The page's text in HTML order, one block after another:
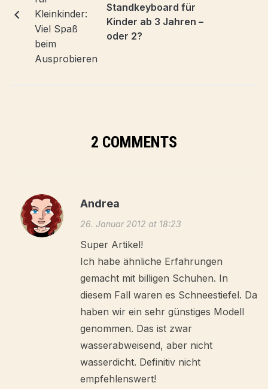
Standkeyboard für
Kinder ab 3 Jahren –
oder 2?
2 COMMENTS
Andrea
26. Januar 2012 at 18:23
Super Artikel!
Ich habe ähnliche Erfahrungen
gemacht mit billigen Schuhen. In
diesem Fall waren es Schneestiefel. Da
haben wir ein sehr günstiges Modell
genommen. Das ist zwar
wasserabweisend, aber nicht
wasserdicht. Definitiv nicht
empfehlenswert!